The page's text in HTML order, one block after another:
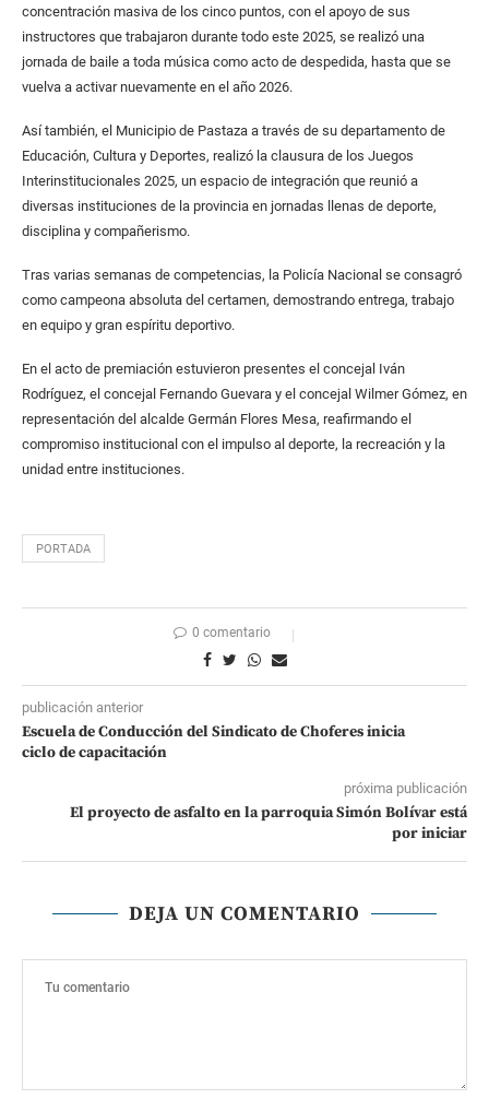
concentración masiva de los cinco puntos, con el apoyo de sus
instructores que trabajaron durante todo este 2025, se realizó una
jornada de baile a toda música como acto de despedida, hasta que se
vuelva a activar nuevamente en el año 2026.
Así también, el Municipio de Pastaza a través de su departamento de
Educación, Cultura y Deportes, realizó la clausura de los Juegos
Interinstitucionales 2025, un espacio de integración que reunió a
diversas instituciones de la provincia en jornadas llenas de deporte,
disciplina y compañerismo.
Tras varias semanas de competencias, la Policía Nacional se consagró
como campeona absoluta del certamen, demostrando entrega, trabajo
en equipo y gran espíritu deportivo.
En el acto de premiación estuvieron presentes el concejal Iván
Rodríguez, el concejal Fernando Guevara y el concejal Wilmer Gómez, en
representación del alcalde Germán Flores Mesa, reafirmando el
compromiso institucional con el impulso al deporte, la recreación y la
unidad entre instituciones.
PORTADA
0 comentario
publicación anterior
Escuela de Conducción del Sindicato de Choferes inicia
ciclo de capacitación
próxima publicación
El proyecto de asfalto en la parroquia Simón Bolívar está
por iniciar
DEJA UN COMENTARIO